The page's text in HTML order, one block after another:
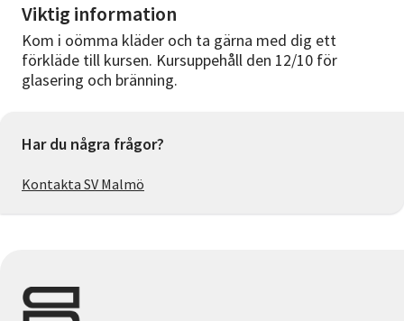
Viktig information
Kom i oömma kläder och ta gärna med dig ett
förkläde till kursen. Kursuppehåll den 12/10 för
glasering och bränning.
Har du några frågor?
Kontakta SV Malmö